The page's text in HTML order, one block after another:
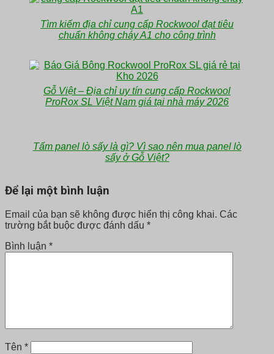
Tìm kiếm địa chỉ cung cấp Rockwool đạt tiêu
chuẩn không cháy A1 cho công trình
Gỗ Việt – Địa chỉ uy tín cung cấp Rockwool
ProRox SL Việt Nam giá tại nhà máy 2026
Tấm panel lò sấy là gì? Vì sao nên mua panel lò
sấy ở Gỗ Việt?
Để lại một bình luận
Email của bạn sẽ không được hiển thị công khai. Các
trường bắt buộc được đánh dấu *
Bình luận *
Tên *